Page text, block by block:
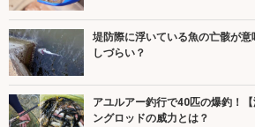
堤防際に浮いている魚の亡骸が
しづらい？
アユルアー釣行で40匹の爆釣！
ングロッドの威力とは？